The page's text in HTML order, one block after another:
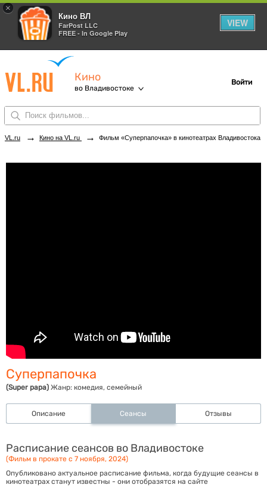
×
Кино ВЛ
FarPost LLC
FREE - In Google Play
VIEW
Кино
во Владивостоке
Войти
VL.ru → Кино на VL.ru → Фильм «Суперпапочка» в кинотеатрах Владивостока. Купить билеты!
Суперпапочка
(Super papa) Жанр: комедия, семейный
Описание Сеансы Отзывы
Расписание сеансов во Владивостоке
(Фильм в прокате с 7 ноября, 2024)
Опубликовано актуальное расписание фильма, когда будущие сеансы в
кинотеатрах станут известны - они отобразятся на сайте